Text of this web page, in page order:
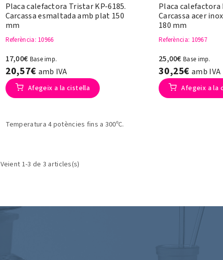
Placa calefactora Tristar KP-6185.
Carcassa esmaltada amb plat 150
mm
Referència: 10966
17,00€ Base imp.
20,57€ amb IVA
Afegeix a la cistella
Temperatura 4 potències fins a 300ºC.
Placa calefactora
Carcassa acer
180 mm
Referència: 10967
25,00€Base imp.
30,25€amb IVA
Afegeix a la
Veient 1-3 de 3 articles(s)